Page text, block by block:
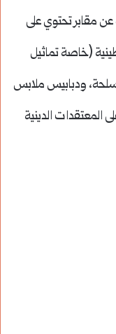
مقابر تحتوي على
(خاصة تماثيل
ودبابيس ملابس
المعتقدات الدينية